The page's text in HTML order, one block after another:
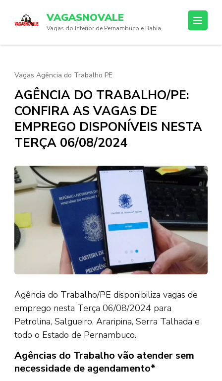
(Press
VAGASNOVALE
Vagas do Interior de Pernambuco e Bahia
Vagas Agência do Trabalho PE
AGÊNCIA DO TRABALHO/PE:
CONFIRA AS VAGAS DE
EMPREGO DISPONÍVEIS NESTA
TERÇA 06/08/2024
Agência do Trabalho/PE disponibiliza vagas de
emprego nesta Terça 06/08/2024 para
Petrolina, Salgueiro, Araripina, Serra Talhada e
todo o Estado de Pernambuco.
Agências do Trabalho vão atender sem
necessidade de agendamento*